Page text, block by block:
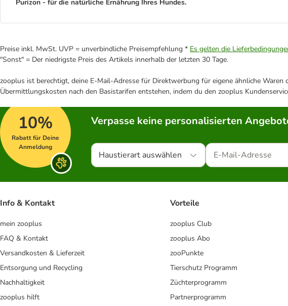
Purizon - für die natürliche Ernährung Ihres Hundes.
Preise inkl. MwSt. UVP = unverbindliche Preisempfehlung * Es gelten die
"Sonst" = Der niedrigste Preis des Artikels innerhalb der letzten 30 Tage.
zooplus ist berechtigt, deine E-Mail-Adresse für Direktwerbung für eigene ähnliche
Übermittlungskosten nach den Basistarifen entstehen, indem du den zooplus
10%
Rabatt für Deine
Anmeldung
Verpasse keine personalisierten
Haustierart auswählen
Info & Kontakt
mein zooplus
FAQ & Kontakt
Versandkosten & Lieferzeit
Entsorgung und Recycling
Nachhaltigkeit
zooplus hilft
Vorteile
zooplus Club
zooplus Abo
zooPunkte
Tierschutz Programm
Züchterprogramm
Partnerprogramm